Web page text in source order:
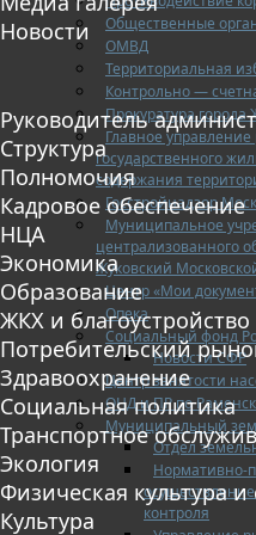
Общественные
ОМВД
Территориальная
Контрольно —
Прокуратура города
Главное
государственного
содержания
Госстройнадзор
Муниципальное
централизованного
Жуковский
Центр «Мои
Опека
Социальный фонд
Новости СФР
Центр занятости
ОНД и ПР по
Муниципальный
Отдел
Нормативно-
контроля
Новости
Руководитель
Структура
Полномочия
Кадровое обеспечение
НЦА
Экономика
Образование
ЖКХ и благоустройство
Потребительский
Здравоохранение
Социальная политика
Транспортное
Экология
Физическая культура и
Культура